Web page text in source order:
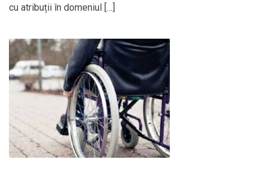
cu atribuții în domeniul […]